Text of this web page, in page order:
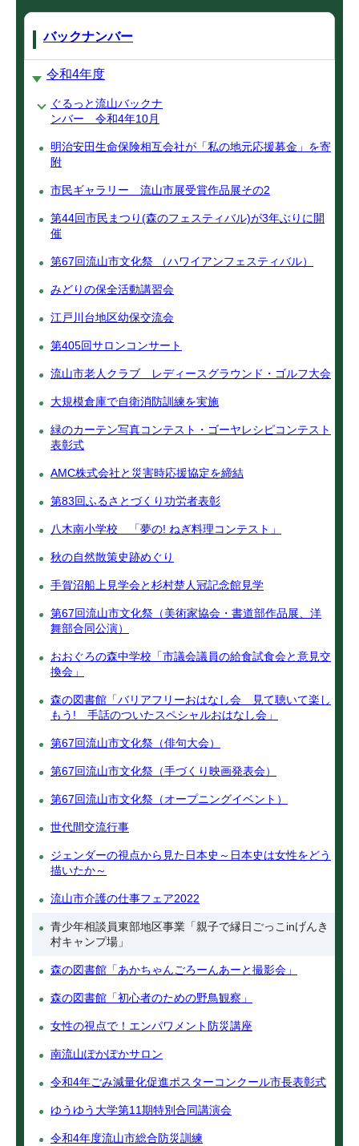
バックナンバー
令和4年度
ぐるっと流山バックナ
ンバー 令和4年10月
明治安田生命保険相互会社が「私の地元応援募金」を寄
附
市民ギャラリー 流山市展受賞作品展その2
第44回市民まつり(森のフェスティバル)が3年ぶりに開
催
第67回流山市文化祭 （ハワイアンフェスティバル）
みどりの保全活動講習会
江戸川台地区幼保交流会
第405回サロンコンサート
流山市老人クラブ レディースグラウンド・ゴルフ大会
大規模倉庫で自衛消防訓練を実施
緑のカーテン写真コンテスト・ゴーヤレシピコンテスト
表彰式
AMC株式会社と災害時応援協定を締結
第83回ふるさとづくり功労者表彰
八木南小学校 「夢の! ねぎ料理コンテスト」
秋の自然散策史跡めぐり
手賀沼船上見学会と杉村楚人冠記念館見学
第67回流山市文化祭（美術家協会・書道部作品展、洋
舞部合同公演）
おおぐろの森中学校「市議会議員の給食試食会と意見交
換会」
森の図書館「バリアフリーおはなし会 見て聴いて楽し
もう! 手話のついたスペシャルおはなし会」
第67回流山市文化祭（俳句大会）
第67回流山市文化祭（手づくり映画発表会）
第67回流山市文化祭（オープニングイベント）
世代間交流行事
ジェンダーの視点から見た日本史～日本史は女性をどう
描いたか～
流山市介護の仕事フェア2022
青少年相談員東部地区事業「親子で縁日ごっこinげんき
村キャンプ場」
森の図書館「あかちゃんごろーんあーと撮影会」
森の図書館「初心者のための野鳥観察」
女性の視点で！エンパワメント防災講座
南流山ぽかぽかサロン
令和4年ごみ減量化促進ポスターコンクール市長表彰式
ゆうゆう大学第11期特別合同講演会
令和4年度流山市総合防災訓練